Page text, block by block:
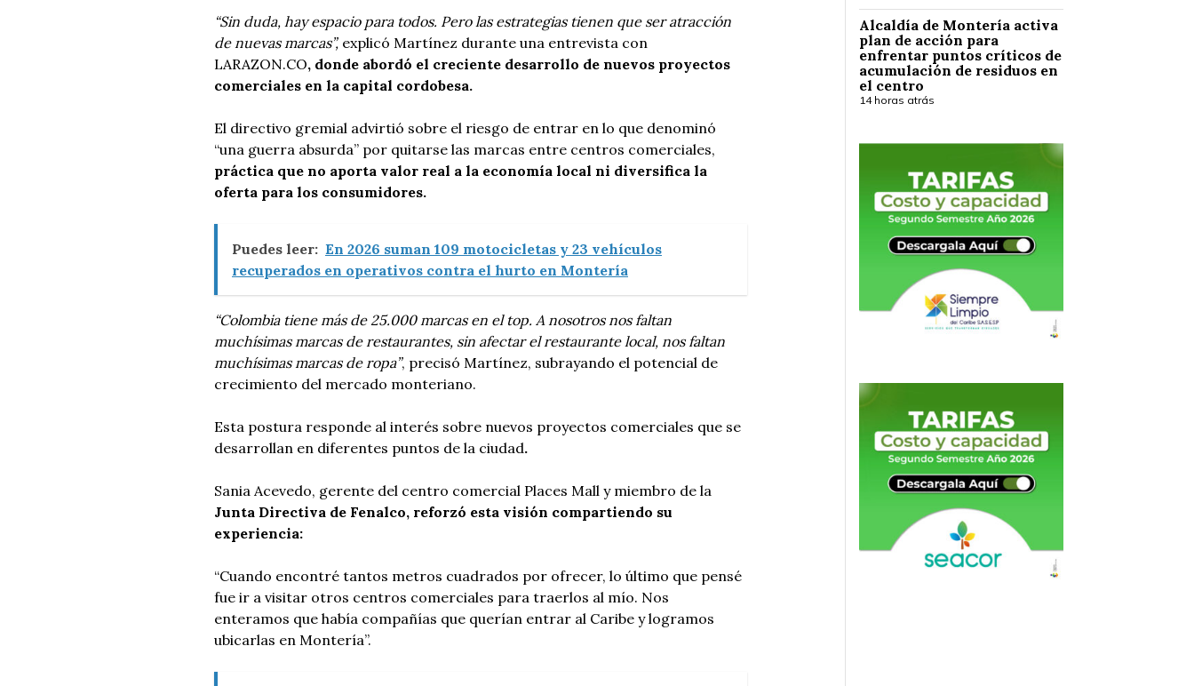
“Sin duda, hay espacio para todos. Pero las estrategias tienen que ser atracción
de nuevas marcas”, explicó Martínez durante una entrevista con
LARAZON.CO, donde abordó el creciente desarrollo de nuevos proyectos
comerciales en la capital cordobesa.
El directivo gremial advirtió sobre el riesgo de entrar en lo que denominó
“una guerra absurda” por quitarse las marcas entre centros comerciales,
práctica que no aporta valor real a la economía local ni diversifica la
oferta para los consumidores.
Puedes leer: En 2026 suman 109 motocicletas y 23 vehículos
recuperados en operativos contra el hurto en Montería
“Colombia tiene más de 25.000 marcas en el top. A nosotros nos faltan
muchísimas marcas de restaurantes, sin afectar el restaurante local, nos faltan
muchísimas marcas de ropa”, precisó Martínez, subrayando el potencial de
crecimiento del mercado monteriano.
Esta postura responde al interés sobre nuevos proyectos comerciales que se
desarrollan en diferentes puntos de la ciudad.
Sania Acevedo, gerente del centro comercial Places Mall y miembro de la
Junta Directiva de Fenalco, reforzó esta visión compartiendo su
experiencia:
“Cuando encontré tantos metros cuadrados por ofrecer, lo último que pensé
fue ir a visitar otros centros comerciales para traerlos al mío. Nos
enteramos que había compañías que querían entrar al Caribe y logramos
ubicarlas en Montería”.
Alcaldía de Montería activa
plan de acción para
enfrentar puntos críticos de
acumulación de residuos en
el centro
14 horas atrás